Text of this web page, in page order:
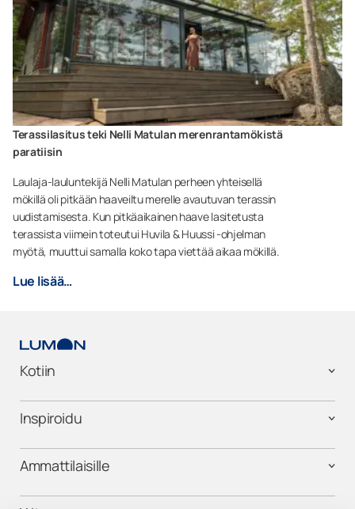
Terassilasitus teki Nelli Matulan merenrantamökistä
paratiisin
Laulaja-lauluntekijä Nelli Matulan perheen yhteisellä
mökillä oli pitkään haaveiltu merelle avautuvan terassin
uudistamisesta. Kun pitkäaikainen haave lasitetusta
terassista viimein toteutui Huvila & Huussi -ohjelman
myötä, muuttui samalla koko tapa viettää aikaa mökillä.
Lue lisää…
Kotiin
Inspiroidu
Ammattilaisille